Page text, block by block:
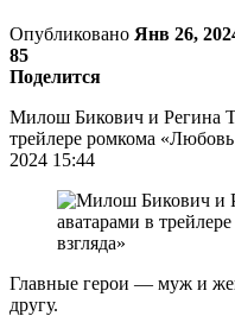
Опубликовано Янв 26,
85
Поделится
Милош Бикович и Регина
трейлере ромкома «Любовь
2024 15:44
Главные герои — муж и
другу.